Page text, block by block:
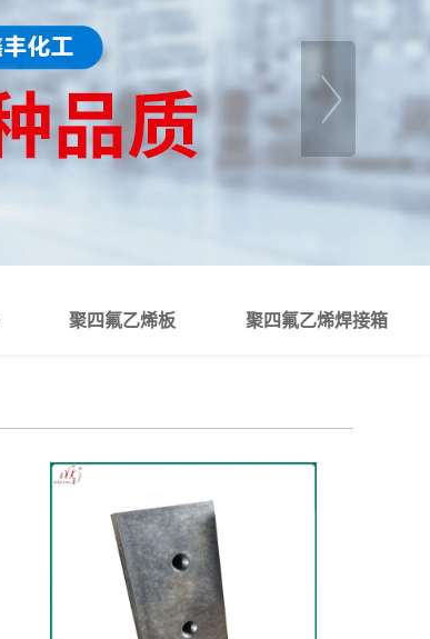
聚四氟乙烯板 聚四氟乙烯焊接箱